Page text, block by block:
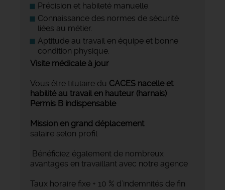
Précision et habileté manuelle.
Connaissance des normes de sécurité
liées au métier.
Aptitude au travail en équipe et bonne
condition physique.
Visite médicale à jour
Vous être titulaire du CACES nacelle et
habilité au travail en hauteur (harnais)
Permis B indispensable
Mission en grand déplacement
salaire selon profil
Bénéficiez également de nombreux
avantages en travaillant avec notre agence
Taux horaire fixe + 10 % d’indemnités de fin